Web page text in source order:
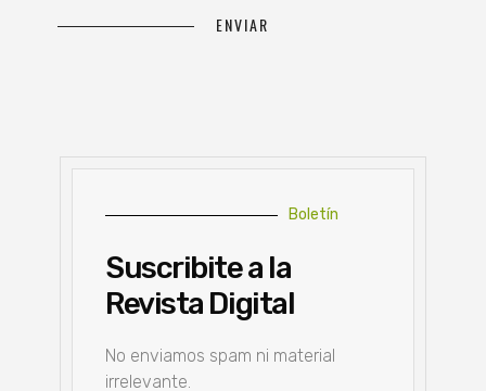
Boletín
Suscribite a la
Revista Digital
No enviamos spam ni material
irrelevante.